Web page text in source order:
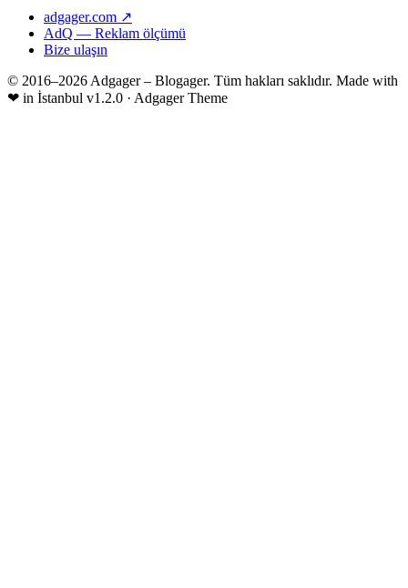
adgager.com ↗
AdQ — Reklam ölçümü
Bize ulaşın
© 2016–2026 Adgager – Blogager. Tüm hakları saklıdır. Made with
❤ in İstanbul v1.2.0 · Adgager Theme